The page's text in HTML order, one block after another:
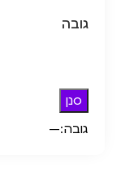
גובה
סנן
גובה:—